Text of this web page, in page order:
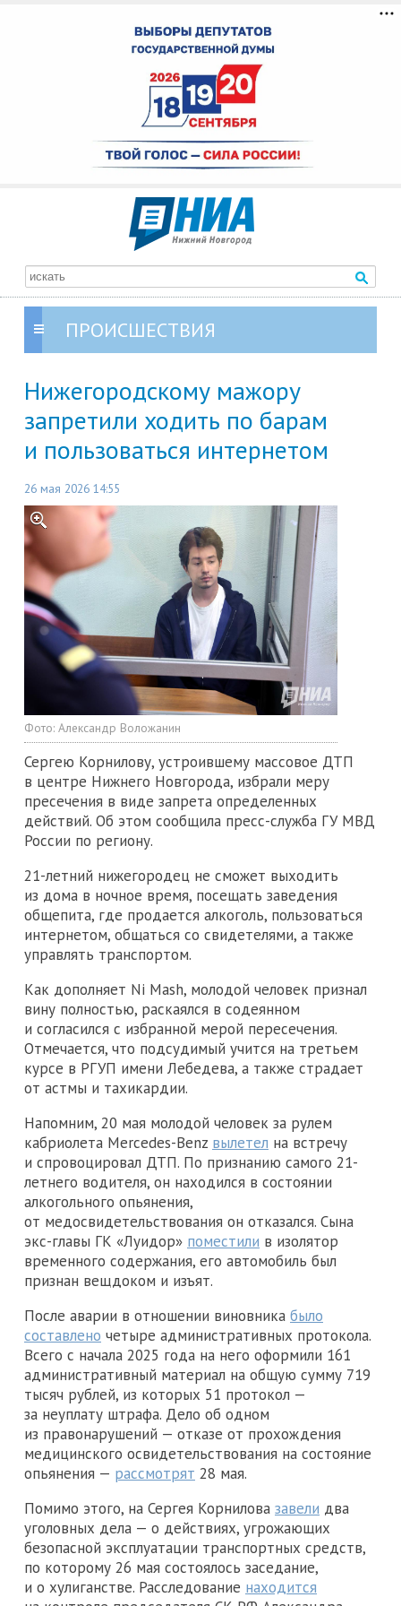
ПРОИСШЕСТВИЯ
Нижегородскому мажору
запретили ходить по барам
и пользоваться интернетом
26 мая 2026 14:55
Фото: Александр Воложанин
Сергею Корнилову, устроившему массовое ДТП
в центре Нижнего Новгорода, избрали меру
пресечения в виде запрета определенных
действий. Об этом сообщила пресс-служба ГУ МВД
России по региону.
21-летний нижегородец не сможет выходить
из дома в ночное время, посещать заведения
общепита, где продается алкоголь, пользоваться
интернетом, общаться со свидетелями, а также
управлять транспортом.
Как дополняет Ni Mash, молодой человек признал
вину полностью, раскаялся в содеянном
и согласился с избранной мерой пересечения.
Отмечается, что подсудимый учится на третьем
курсе в РГУП имени Лебедева, а также страдает
от астмы и тахикардии.
Напомним, 20 мая молодой человек за рулем
кабриолета Mercedes-Benz вылетел на встречу
и спровоцировал ДТП. По признанию самого 21-
летнего водителя, он находился в состоянии
алкогольного опьянения,
от медосвидетельствования он отказался. Сына
экс-главы ГК «Луидор» поместили в изолятор
временного содержания, его автомобиль был
признан вещдоком и изъят.
После аварии в отношении виновника было
составлено четыре административных протокола.
Всего с начала 2025 года на него оформили 161
административный материал на общую сумму 719
тысяч рублей, из которых 51 протокол —
за неуплату штрафа. Дело об одном
из правонарушений — отказе от прохождения
медицинского освидетельствования на состояние
опьянения — рассмотрят 28 мая.
Помимо этого, на Сергея Корнилова завели два
уголовных дела — о действиях, угрожающих
безопасной эксплуатации транспортных средств,
по которому 26 мая состоялось заседание,
и о хулиганстве. Расследование находится